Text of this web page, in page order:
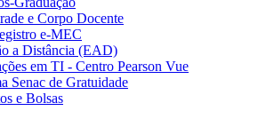
e Corpo Docente
e-MEC
a Distância (EAD)
em TI - Centro Pearson Vue
Senac de Gratuidade
e Bolsas